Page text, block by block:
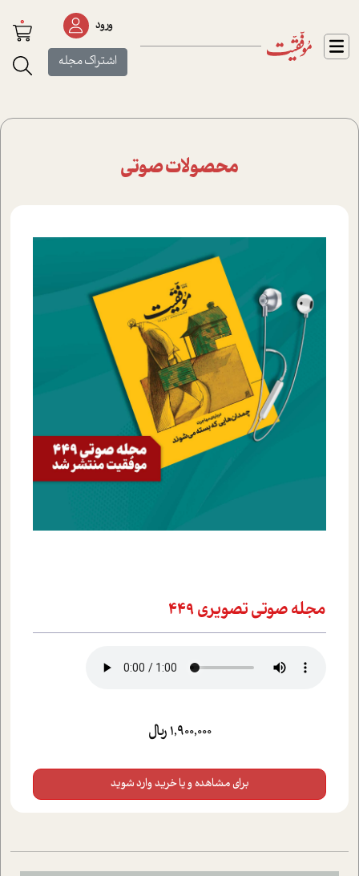
ورود
اشتراک مجله
0
محصولات صوتی
مجله صوتي تصويري 449
1,900,000 ریال
برای مشاهده و یا خرید وارد شوید